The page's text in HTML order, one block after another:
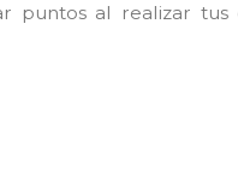
puntos al realizar tus